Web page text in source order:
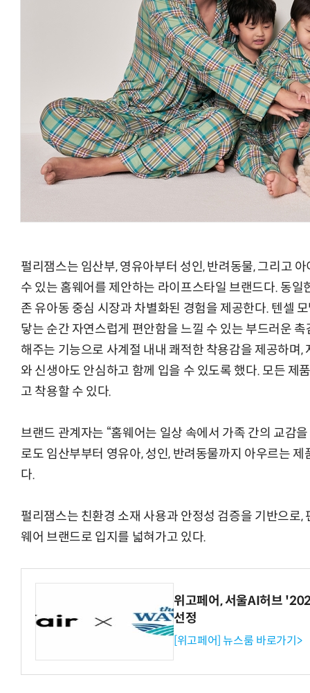
펄리잼스는 임산부, 영유아부터 성인, 반려동물, 그리고
수 있는 홈웨어를 제안하는 라이프스타일 브랜드다. 동
존 유아동 중심 시장과 차별화된 경험을 제공한다. 텐셀
닿는 순간 자연스럽게 편안함을 느낄 수 있는 부드러운
해주는 기능으로 사계절 내내 쾌적한 착용감을 제공하며
와 신생아도 안심하고 함께 입을 수 있도록 했다. 모든 제
고 착용할 수 있다.
브랜드 관계자는 “홈웨어는 일상 속에서 가족 간의 교감
로도 임산부부터 영유아, 성인, 반려동물까지 아우르는
다.
펄리잼스는 친환경 소재 사용과 안정성 검증을 기반으로
웨어 브랜드로 입지를 넓혀가고 있다.
위고페어, 서울AI허브
선정
[위고페어] 뉴스룸 바로가기>
“계속 쫓아왔다”…도망치